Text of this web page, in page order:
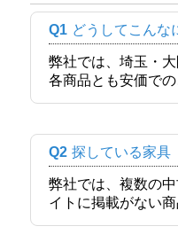
Q1 どうしてこんな
弊社では、埼玉・
各商品とも安価で
Q2 探している家具
弊社では、複数の
イトに掲載がない